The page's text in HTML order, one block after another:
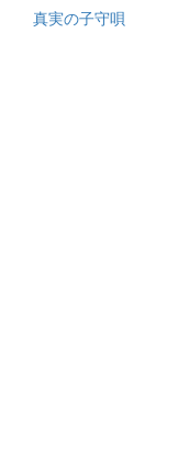
真実の子守唄